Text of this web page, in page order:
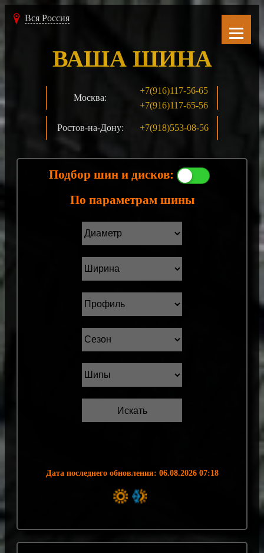
Вся Россия
Москва:
+7(916)117-56-65
+7(916)117-65-56
Ростов-на-Дону: +7(918)553-08-56
ВАША ШИНА
Подбор шин и дисков:
По параметрам шины
Дата последнего обновления: 06.08.2026 07:18